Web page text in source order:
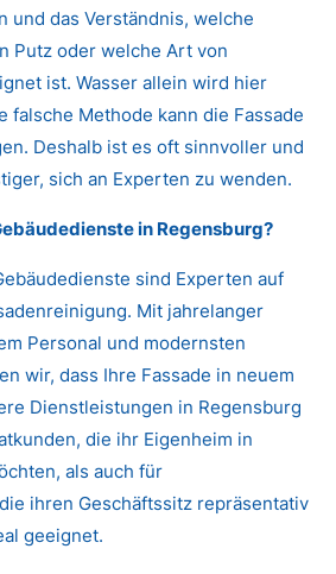
und das Verständnis, welche
Putz oder welche Art von
ist. Wasser allein wird hier
falsche Methode kann die Fassade
Deshalb ist es oft sinnvoller und
sich an Experten zu wenden.
in Regensburg?
sind Experten auf
Mit jahrelanger
Personal und modernsten
wir, dass Ihre Fassade in neuem
Dienstleistungen in Regensburg
die ihr Eigenheim in
als auch für
ihren Geschäftssitz repräsentativ
geeignet.